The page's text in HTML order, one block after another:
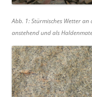
Abb. 1: Stürmisches Wetter an
anstehend und als